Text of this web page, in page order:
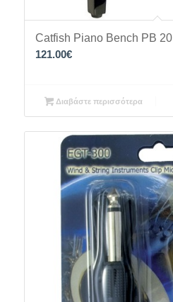
Catfish Piano Bench PB 20
121.00€
Διαβάστε περισσότερα